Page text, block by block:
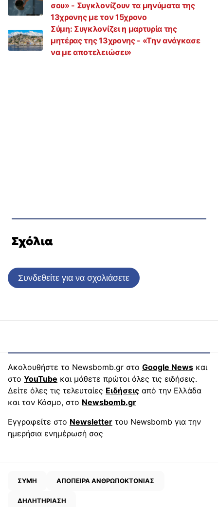
σου» - Συγκλονίζουν τα μηνύματα της
13χρονης με τον 15χρονο
Σύμη: Συγκλονίζει η μαρτυρία της
μητέρας της 13χρονης - «Την ανάγκασε
να με αποτελειώσει»
Σχόλια
Συνδεθείτε για να σχολιάσετε
Ακολουθήστε το Newsbomb.gr στο Google News και
στο YouTube και μάθετε πρώτοι όλες τις ειδήσεις.
Δείτε όλες τις τελευταίες Ειδήσεις από την Ελλάδα
και τον Κόσμο, στο Newsbomb.gr
Εγγραφείτε στο Newsletter του Newsbomb για την
ημερήσια ενημέρωσή σας
ΣΥΜΗ ΑΠΟΠΕΙΡΑ ΑΝΘΡΩΠΟΚΤΟΝΙΑΣ
ΔΗΛΗΤΗΡΙΑΣΗ